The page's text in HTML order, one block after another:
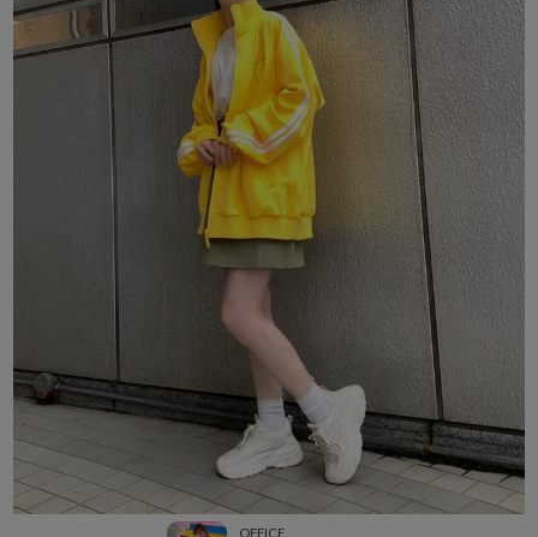
OFFICE